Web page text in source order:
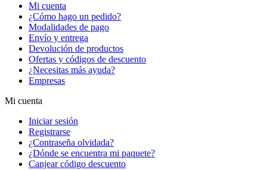
Mi cuenta
¿Cómo hago un pedido?
Modalidades de pago
Envío y entrega
Devolución de productos
Ofertas y códigos de descuento
¿Necesitas más ayuda?
Empresas
Mi cuenta
Iniciar sesión
Registrarse
¿Contraseña olvidada?
¿Dónde se encuentra mi paquete?
Canjear código descuento